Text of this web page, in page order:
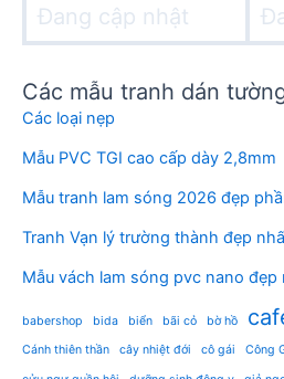
Đang cập nhật
Các mẫu tranh dán
Các loại nẹp
Mẫu PVC TGI cao cấp dày 2,8mm
Mẫu tranh lam sóng 2026 đẹp
Tranh Vạn lý trường thành đẹp
Mẫu vách lam sóng pvc nano đẹp
babershop bida biển bãi cỏ bờ hồ
Cánh thiên thần
cây nhiệt đới cô gái Công